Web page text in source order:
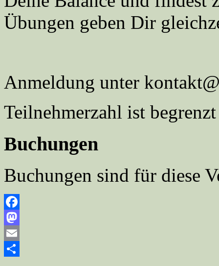
Übungen geben Dir
Anmeldung unter
Teilnehmerzahl ist begrenzt
Buchungen
Buchungen sind für diese
Facebook
Mastodon
Email